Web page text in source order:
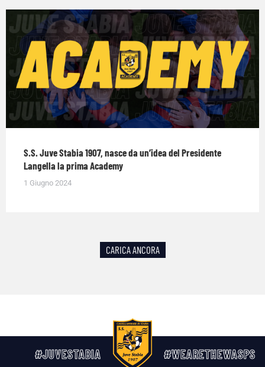
S.S. Juve Stabia 1907, nasce da un’idea del Presidente
Langella la prima Academy
1 Giugno 2024
CARICA ANCORA
#JUVESTABIA #WEARETHEWASPS